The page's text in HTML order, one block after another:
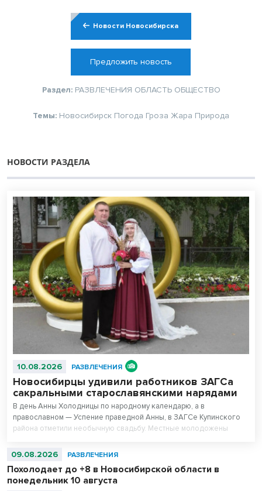
Новости Новосибирска
Предложить новость
Раздел: РАЗВЛЕЧЕНИЯ ОБЛАСТЬ ОБЩЕСТВО
Темы: Новосибирск Погода Гроза Жара Природа
НОВОСТИ РАЗДЕЛА
10.08.2026 РАЗВЛЕЧЕНИЯ
Новосибирцы удивили работников ЗАГСа
сакральными старославянскими нарядами
В день Анны Холодницы по народному календарю, а в
православном — Успение праведной Анны, в ЗАГСе Купинского
района отметили необычную свадьбу. Местные молодожены
бракосочетание в старославянских нарядах — удивленные
стиле.
09.08.2026 РАЗВЛЕЧЕНИЯ
Похолодает до +8 в Новосибирской области в
понедельник 10 августа